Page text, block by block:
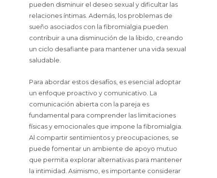
pueden disminuir el deseo sexual y dificultar las
relaciones íntimas. Además, los problemas de
sueño asociados con la fibromialgia pueden
contribuir a una disminución de la libido, creando
un ciclo desafiante para mantener una vida sexual
saludable.
Para abordar estos desafíos, es esencial adoptar
un enfoque proactivo y comunicativo. La
comunicación abierta con la pareja es
fundamental para comprender las limitaciones
físicas y emocionales que impone la fibromialgia.
Al compartir sentimientos y preocupaciones, se
puede fomentar un ambiente de apoyo mutuo
que permita explorar alternativas para mantener
la intimidad. Asimismo, es importante considerar